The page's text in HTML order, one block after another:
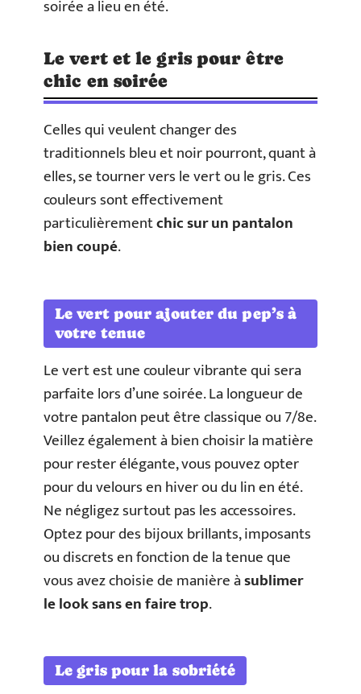
soirée a lieu en été.
Le vert et le gris pour être
chic en soirée
Celles qui veulent changer des
traditionnels bleu et noir pourront, quant à
elles, se tourner vers le vert ou le gris. Ces
couleurs sont effectivement
particulièrementchic sur un pantalon
bien coupé.
Le vert pour ajouter du pep’s à
votre tenue
Le vert est une couleur vibrante qui sera
parfaite lors d’une soirée. La longueur de
votre pantalon peut être classique ou 7/8e.
Veillez également à bien choisir la matière
pour rester élégante, vous pouvez opter
pour du velours en hiver ou du lin en été.
Ne négligez surtout pas les accessoires.
Optez pour des bijoux brillants, imposants
ou discrets en fonction de la tenue que
vous avez choisie de manière àsublimer
le look sans en faire trop.
Le gris pour la sobriété